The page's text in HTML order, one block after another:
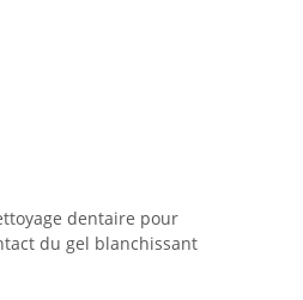
dentaire pour
du gel blanchissant